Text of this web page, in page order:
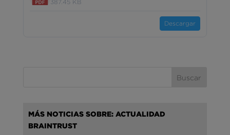
387.45 KB
Descargar
MÁS NOTICIAS SOBRE: ACTUALIDAD
BRAINTRUST